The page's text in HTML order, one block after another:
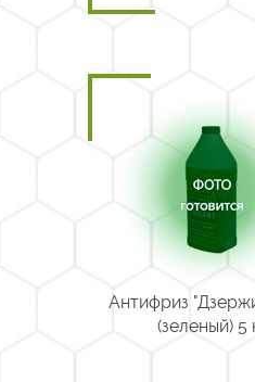
Антифриз
(зеленый) 5